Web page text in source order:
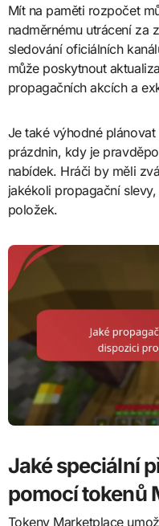
Mít na paměti rozpočet
nadměrnému utrácení za
sledování oficiálních
může poskytnout
propagačních akcích a
Je také výhodné
prázdnin, kdy je
nabídek. Hráči by měli
jakékoli propagační
položek.
Jaké speciální
pomocí tokenů
Tokeny Marketplace